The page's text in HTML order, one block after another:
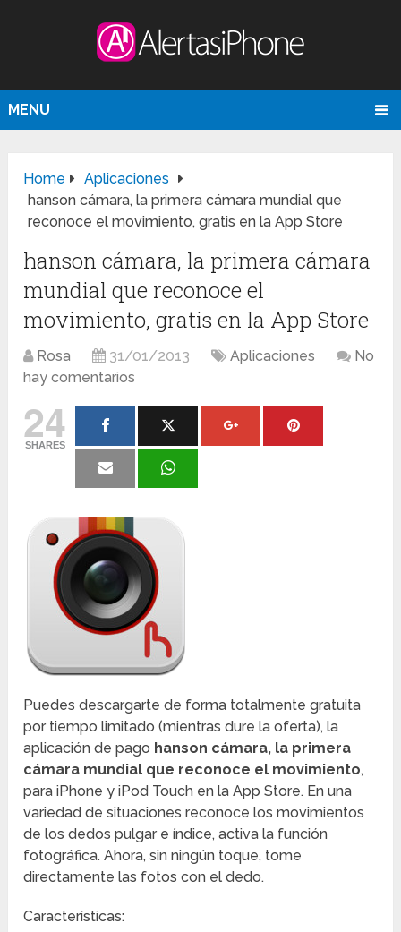
MENU
Home
Aplicaciones
hanson cámara, la primera cámara mundial que
reconoce el movimiento, gratis en la App Store
hanson cámara, la primera cámara
mundial que reconoce el
movimiento, gratis en la App Store
Rosa 31/01/2013 Aplicaciones
No
hay comentarios
24
SHARES
Puedes descargarte de forma totalmente gratuita
por tiempo limitado (mientras dure la oferta), la
aplicación de pago hanson cámara, la primera
cámara mundial que reconoce el movimiento,
para iPhone y iPod Touch en la App Store. En una
variedad de situaciones reconoce los movimientos
de los dedos pulgar e índice, activa la función
fotográfica. Ahora, sin ningún toque, tome
directamente las fotos con el dedo.
Características: